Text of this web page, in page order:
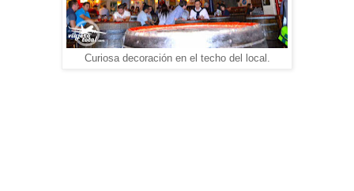
Curiosa decoración en el techo del local.